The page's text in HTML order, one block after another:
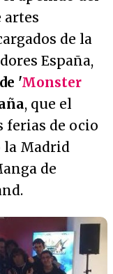
artes
de la
España,
'Monster
, que el
ferias de ocio
la Madrid
de